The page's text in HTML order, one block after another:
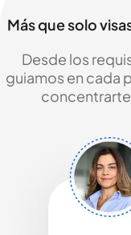
Más que solo
Desde los
guiamos en cada
concentrarte